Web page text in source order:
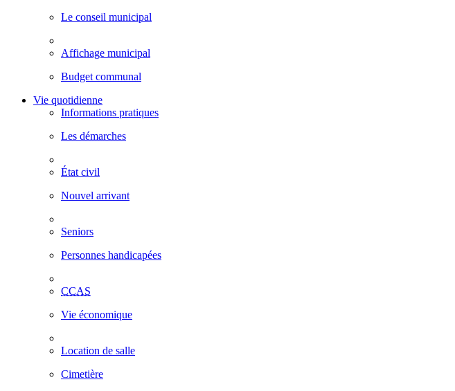
Le conseil municipal
Affichage municipal
Budget communal
Vie quotidienne
Informations pratiques
Les démarches
État civil
Nouvel arrivant
Seniors
Personnes handicapées
CCAS
Vie économique
Location de salle
Cimetière